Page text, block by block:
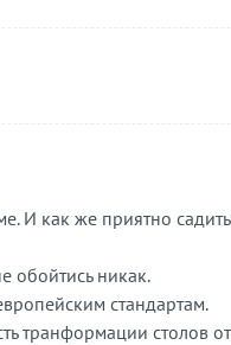
как же приятно
обойтись никак.
стандартам.
транформации столов